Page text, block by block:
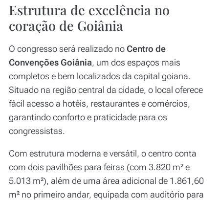
Estrutura de excelência no
coração de Goiânia
O congresso será realizado no Centro de
Convenções Goiânia, um dos espaços mais
completos e bem localizados da capital goiana.
Situado na região central da cidade, o local oferece
fácil acesso a hotéis, restaurantes e comércios,
garantindo conforto e praticidade para os
congressistas.
Com estrutura moderna e versátil, o centro conta
com dois pavilhões para feiras (com 3.820 m² e
5.013 m²), além de uma área adicional de 1.861,60
m² no primeiro andar, equipada com auditório para